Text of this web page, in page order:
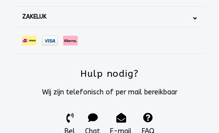
ZAKELIJK
Hulp nodig?
Wij zijn telefonisch of per mail bereikbaar
Bel Chat E-mail FAQ